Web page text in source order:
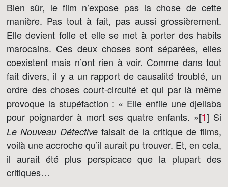
Bien sûr, le film n’expose pas la chose de cette
manière. Pas tout à fait, pas aussi grossièrement.
Elle devient folle et elle se met à porter des habits
marocains. Ces deux choses sont séparées, elles
coexistent mais n’ont rien à voir. Comme dans tout
fait divers, il y a un rapport de causalité troublé, un
ordre des choses court-circuité et qui par là même
provoque la stupéfaction : « Elle enfile une djellaba
pour poignarder à mort ses quatre enfants. »[1] Si
Le Nouveau Détective faisait de la critique de films,
voilà une accroche qu’il aurait pu trouver. Et, en cela,
il aurait été plus perspicace que la plupart des
critiques…